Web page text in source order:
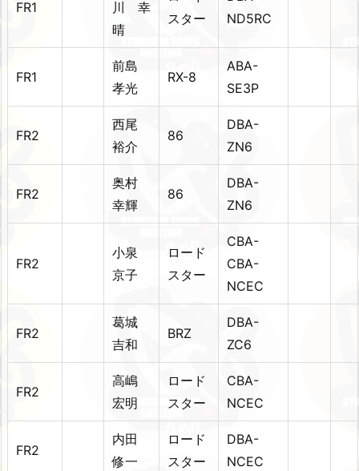
FR1
川 幸
晴
スター
ND5RC
FR1
前島
孝光
RX-8
ABA-
SE3P
FR2
西尾
裕介
86
DBA-
ZN6
FR2
奥村
幸輝
86
DBA-
ZN6
FR2
小泉
京子
ロード
スター
CBA-
CBA-
NCEC
FR2
葛城
吉和
BRZ
DBA-
ZC6
FR2
高嶋
宏明
ロード
スター
CBA-
NCEC
FR2
内田
修一
ロード
スター
DBA-
NCEC